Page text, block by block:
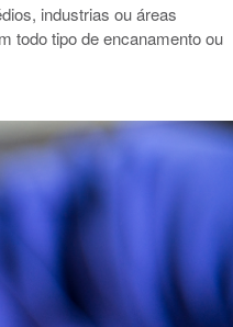
industrias ou áreas
todo tipo de encanamento ou